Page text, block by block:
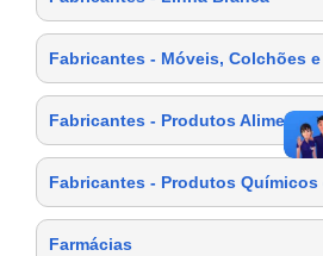
Fabricantes - Móveis, Colchões
Fabricantes - Produtos
Fabricantes - Produtos Químicos
Farmácias